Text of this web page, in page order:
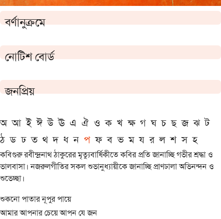
বর্ণানুক্রমে
নোটিশ বোর্ড
জনপ্রিয়
অ আ ই ঈ উ ঊ এ ঐ ও ক খ ক্ষ গ ঘ চ ছ জ ঝ ট
ঠ ড ঢ ত থ দ ধ ন প ফ ব ভ ম য র ল শ স হ
কবিগুরু রবীন্দ্রনাথ ঠাকুরের মৃত্যুবার্ষিকীতে কবির প্রতি জানাচ্ছি গভীর শ্রদ্ধা ও
ভালবাসা। নজরুলগীতির সকল শুভানুধ্যায়ীকে জানাচ্ছি প্রাণঢালা অভিনন্দন ও
শুভেচ্ছা।
শুকনো পাতার নূপুর পায়ে
আমার আপনার চেয়ে আপন যে জন